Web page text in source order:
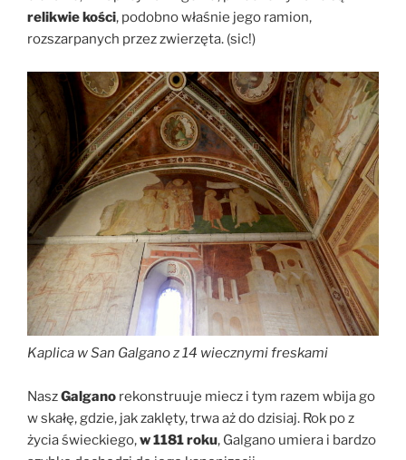
relikwie kości, podobno właśnie jego ramion,
rozszarpanych przez zwierzęta. (sic!)
Kaplica w San Galgano z 14 wiecznymi freskami
NaszGalgano rekonstruuje miecz i tym razem wbija go
w skałę, gdzie, jak zaklęty, trwa aż do dzisiaj. Rok po z
życia świeckiego,w 1181 roku, Galgano umiera i bardzo